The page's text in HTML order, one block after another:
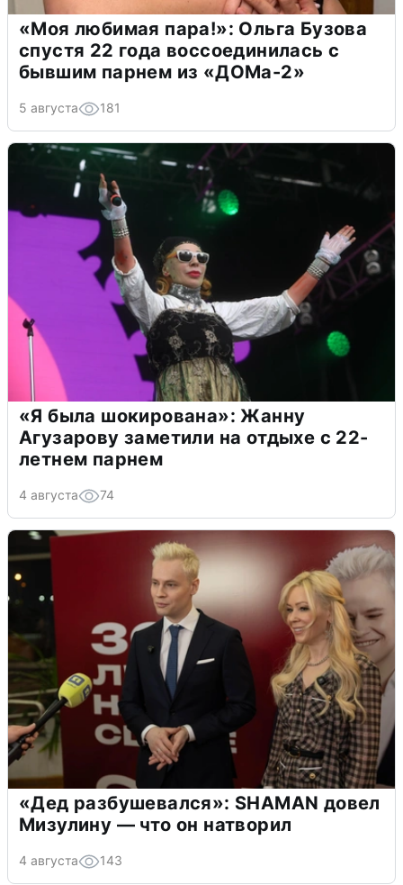
«Моя любимая пара!»: Ольга Бузова
спустя 22 года воссоединилась с
бывшим парнем из «ДОМа-2»
5 августа 181
«Я была шокирована»: Жанну
Агузарову заметили на отдыхе с 22-
летнем парнем
4 августа 74
«Дед разбушевался»: SHAMAN довел
Мизулину — что он натворил
4 августа 143